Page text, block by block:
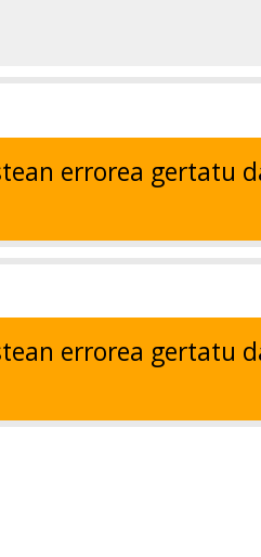
errorea gertatu
errorea gertatu